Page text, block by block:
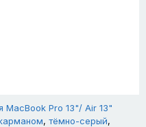
MacBook Pro 13"/ Air 13"
, тёмно-серый,